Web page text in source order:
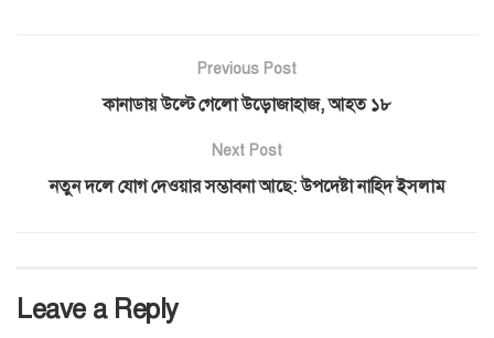
Previous Post
কানাডায় উল্টে গেলো উড়োজাহাজ, আহত ১৮
Next Post
নতুন দলে যোগ দেওয়ার সম্ভাবনা আছে: উপদেষ্টা নাহিদ ইসলাম
Leave a Reply